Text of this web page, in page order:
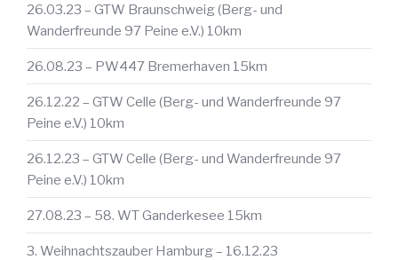
26.03.23 – GTW Braunschweig (Berg- und
Wanderfreunde 97 Peine e.V.) 10km
26.08.23 – PW447 Bremerhaven 15km
26.12.22 – GTW Celle (Berg- und Wanderfreunde 97
Peine e.V.) 10km
26.12.23 – GTW Celle (Berg- und Wanderfreunde 97
Peine e.V.) 10km
27.08.23 – 58. WT Ganderkesee 15km
3. Weihnachtszauber Hamburg – 16.12.23